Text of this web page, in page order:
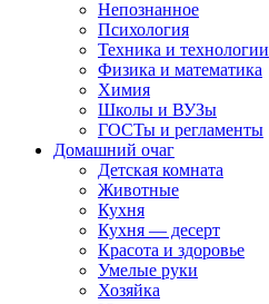
Непознанное
Психология
Техника и технологии
Физика и математика
Химия
Школы и ВУЗы
ГОСТы и регламенты
Домашний очаг
Детская комната
Животные
Кухня
Кухня — десерт
Красота и здоровье
Умелые руки
Хозяйка